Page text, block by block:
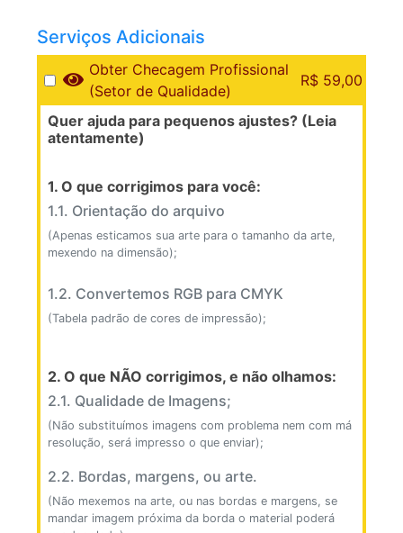
Serviços Adicionais
Obter Checagem Profissional
(Setor de Qualidade)
R$ 59,00
Quer ajuda para pequenos ajustes? (Leia
atentamente)
1. O que corrigimos para você:
1.1. Orientação do arquivo
(Apenas esticamos sua arte para o tamanho da arte,
mexendo na dimensão);
1.2. Convertemos RGB para CMYK
(Tabela padrão de cores de impressão);
2. O que NÃO corrigimos, e não olhamos:
2.1. Qualidade de Imagens;
(Não substituímos imagens com problema nem com má
resolução, será impresso o que enviar);
2.2. Bordas, margens, ou arte.
(Não mexemos na arte, ou nas bordas e margens, se
mandar imagem próxima da borda o material poderá